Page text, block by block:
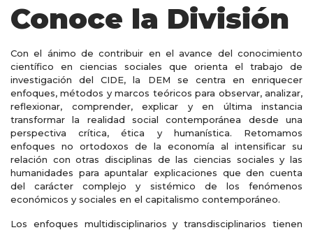
Conoce la División
Con el ánimo de contribuir en el avance del conocimiento
científico en ciencias sociales que orienta el trabajo de
investigación del CIDE, la DEM se centra en enriquecer
enfoques, métodos y marcos teóricos para observar, analizar,
reflexionar, comprender, explicar y en última instancia
transformar la realidad social contemporánea desde una
perspectiva crítica, ética y humanística. Retomamos
enfoques no ortodoxos de la economía al intensificar su
relación con otras disciplinas de las ciencias sociales y las
humanidades para apuntalar explicaciones que den cuenta
del carácter complejo y sistémico de los fenómenos
económicos y sociales en el capitalismo contemporáneo.
Los enfoques multidisciplinarios y transdisciplinarios tienen